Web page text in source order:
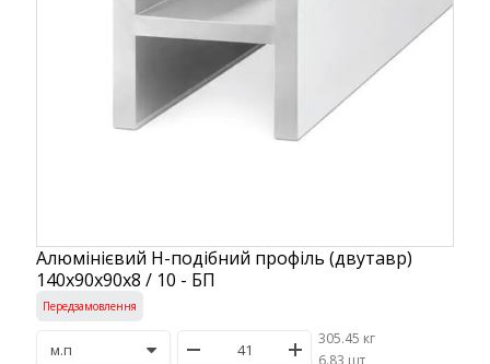
Алюмінієвий H-подібний профіль (двутавр)
140x90x90x8 / 10 - БП
Передзамовлення
305.45 кг
/6.83 шт